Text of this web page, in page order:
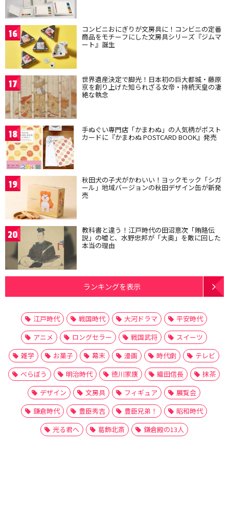
16 コンビニおにぎりが文房具に！コンビニの定番
商品をモチーフにした文房具シリーズ『ジムマ
ート』誕生
17 世界遺産決定で脚光！日本初の巨大都城・藤原
京を創り上げた知られざる女帝・持統天皇の凄
絶な執念
18 手ぬぐい専門店「かまわぬ」の人気柄がポスト
カードに『かまわぬ POSTCARD BOOK』発売
19 秋田犬の子犬がかわいい！ヨックモック「シガ
ール」地域バージョンの秋田デザイン缶が新発
売
20 教科書と違う！江戸時代の田沼意次「賄賂伝
説」の嘘と、水野忠邦が「大奥」を敵に回した
本当の理由
ランキングを表示
江戸時代 戦国時代 大河ドラマ
平安時代
アニメ
ロングセラー 戦国武将
スイーツ
雑学
お菓子 幕末 漫画 時代劇
テレビ
べらぼう
明治時代 徳川家康 織田信長
抹茶
デザイン
文房具 フィギュア
展覧会
鎌倉時代
豊臣秀吉 豊臣兄弟！
昭和時代
光る君へ
葛飾北斎 鎌倉殿の13人